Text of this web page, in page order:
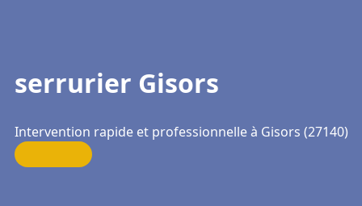
serrurier Gisors
Intervention rapide et professionnelle à Gisors (27140)